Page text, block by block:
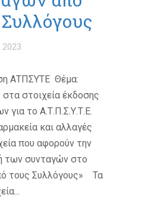
ΑΤΠΣΥΤΕ Θέμα:
στοιχεία έκδοσης
για το Α.Τ.Π.Σ.Υ.Τ.Ε.
και αλλαγές
που αφορούν την
των συνταγών στο
τους Συλλόγους» Τα